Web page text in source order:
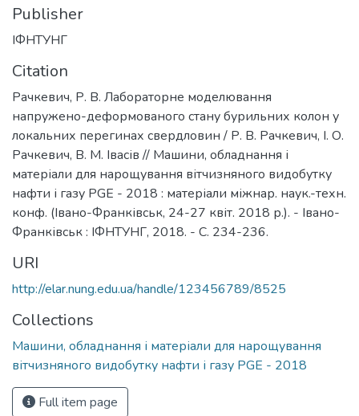
Publisher
ІФНТУНГ
Citation
Рачкевич, Р. В. Лабораторне моделювання
напружено-деформованого стану бурильних колон у
локальних перегинах свердловин / Р. В. Рачкевич, І. О.
Рачкевич, В. М. Івасів // Машини, обладнання і
матеріали для нарощування вітчизняного видобутку
нафти і газу PGE - 2018 : матеріали міжнар. наук.-техн.
конф. (Івано-Франківськ, 24-27 квіт. 2018 р.). - Івано-
Франківськ : ІФНТУНГ, 2018. - С. 234-236.
URI
http://elar.nung.edu.ua/handle/123456789/8525
Collections
Машини, обладнання і матеріали для нарощування
вітчизняного видобутку нафти і газу PGE - 2018
Full item page